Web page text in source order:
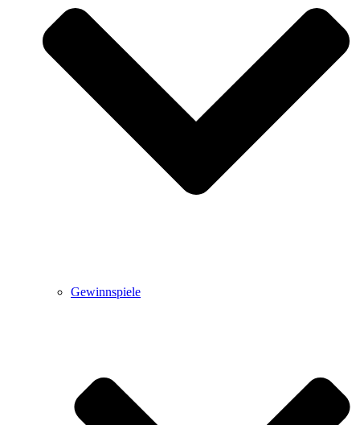
Gewinnspiele